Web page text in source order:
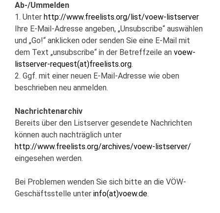
Ab-/Ummelden
1. Unter http://www.freelists.org/list/voew-listserver
Ihre E-Mail-Adresse angeben, „Unsubscribe“ auswählen
und „Go!“ anklicken oder senden Sie eine E-Mail mit
dem Text „unsubscribe“ in der Betreffzeile an voew-
listserver-request(at)freelists.org.
2. Ggf. mit einer neuen E-Mail-Adresse wie oben
beschrieben neu anmelden.
Nachrichtenarchiv
Bereits über den Listserver gesendete Nachrichten
können auch nachträglich unter
http://www.freelists.org/archives/voew-listserver/
eingesehen werden.
Bei Problemen wenden Sie sich bitte an die VÖW-
Geschäftsstelle unter info(at)voew.de.